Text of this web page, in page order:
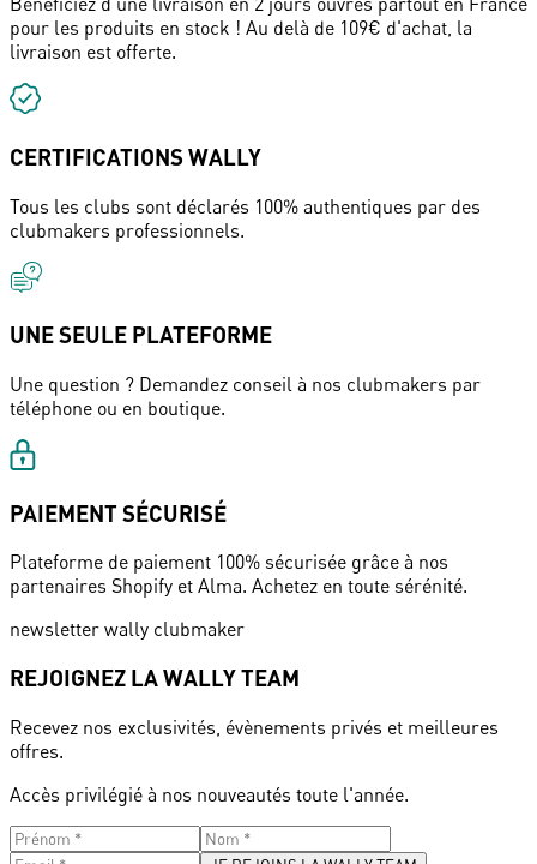
pour les produits en stock ! Au delà de 109€ d'achat, la
livraison est offerte.
CERTIFICATIONS WALLY
Tous les clubs sont déclarés 100% authentiques par des
clubmakers professionnels.
UNE SEULE PLATEFORME
Une question ? Demandez conseil à nos clubmakers par
téléphone ou en boutique.
PAIEMENT SÉCURISÉ
Plateforme de paiement 100% sécurisée grâce à nos
partenaires Shopify et Alma. Achetez en toute sérénité.
newsletter wally clubmaker
REJOIGNEZ LA WALLY TEAM
Recevez nos exclusivités, évènements privés et meilleures
offres.
Accès privilégié à nos nouveautés toute l'année.